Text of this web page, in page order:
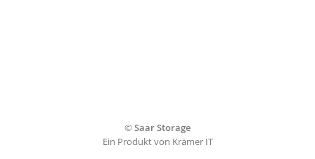
© Saar Storage
Ein Produkt von Krämer IT